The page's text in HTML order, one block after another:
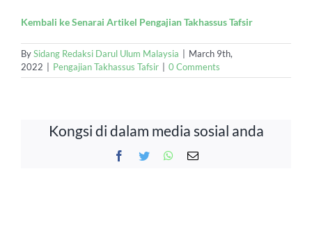
Kembali ke Senarai Artikel Pengajian Takhassus Tafsir
BySidang Redaksi Darul Ulum Malaysia | March 9th,
2022 | Pengajian Takhassus Tafsir | 0 Comments
Kongsi di dalam media sosial anda
Facebook
Twitter WhatsApp
Email